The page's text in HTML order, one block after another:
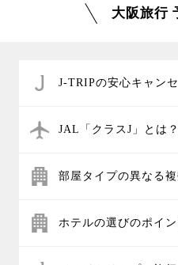
パーク）や、電車好きのお
「阪急阪神１day
関西空港を利用する場合は
った
大阪旅行
J-TRIPの安心キャン
JAL「クラスJ」とは
部屋タイプの異なる
ホテルの選びのポイ